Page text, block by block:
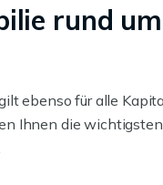
rund
ebenso für alle
Ihnen die